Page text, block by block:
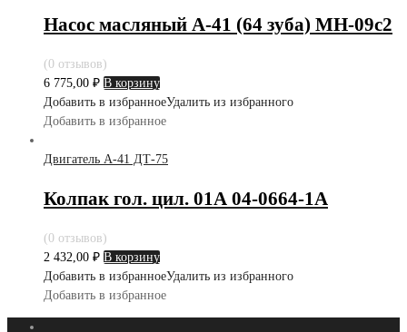
Насос масляный А-41 (64 зуба) МН-09с2
(0 отзывов)
6 775,00 ₽ В корзину
Добавить в избранноеУдалить из избранного
Добавить в избранное
Двигатель А-41 ДТ-75
Колпак гол. цил. 01А 04-0664-1А
(0 отзывов)
2 432,00 ₽ В корзину
Добавить в избранноеУдалить из избранного
Добавить в избранное